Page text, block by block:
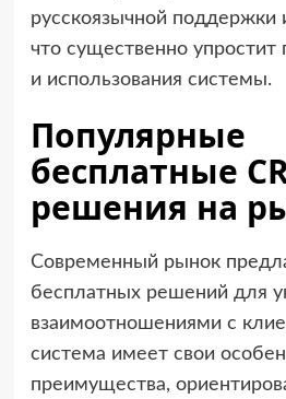
русскоязычной поддержки
что существенно упростит
и использования системы.
Популярные
бесплатные
решения на
Современный рынок
бесплатных решений для
взаимоотношениями с
система имеет свои
преимущества,